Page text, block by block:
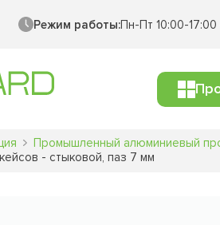
Режим работы:Пн-Пт 10:00-
Промышленный алюминиевый
- стыковой, паз 7 мм